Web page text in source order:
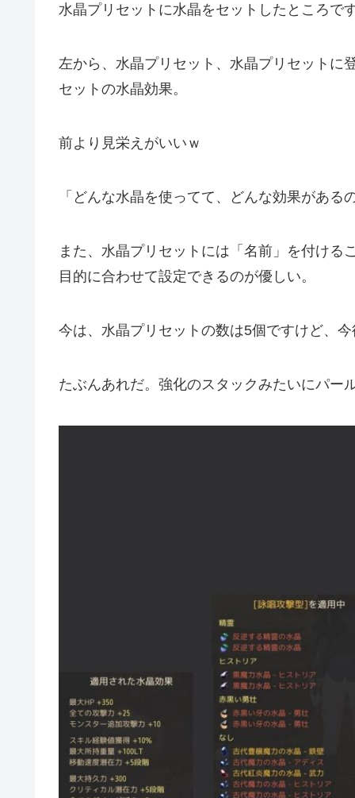
水晶プリセットに水晶をセットしたところで
左から、水晶プリセット、水晶プリセットに
セットの水晶効果。
前より見栄えがいいｗ
「どんな水晶を使ってて、どんな効果があ
また、水晶プリセットには「名前」を付ける
目的に合わせて設定できるのが優しい。
今は、水晶プリセットの数は5個ですけど、
たぶんあれだ。強化のスタックみたいにパー